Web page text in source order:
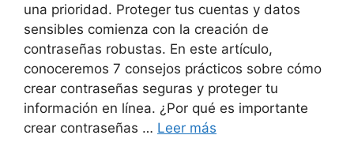
una prioridad. Proteger tus cuentas y datos
sensibles comienza con la creación de
contraseñas robustas. En este artículo,
conoceremos 7 consejos prácticos sobre cómo
crear contraseñas seguras y proteger tu
información en línea. ¿Por qué es importante
crear contraseñas … Leer más